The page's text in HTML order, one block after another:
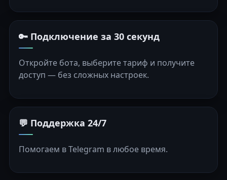
🔑 Подключение за 30 секунд
Откройте бота, выберите тариф и получите
доступ — без сложных настроек.
💬 Поддержка 24/7
Помогаем в Telegram в любое время.